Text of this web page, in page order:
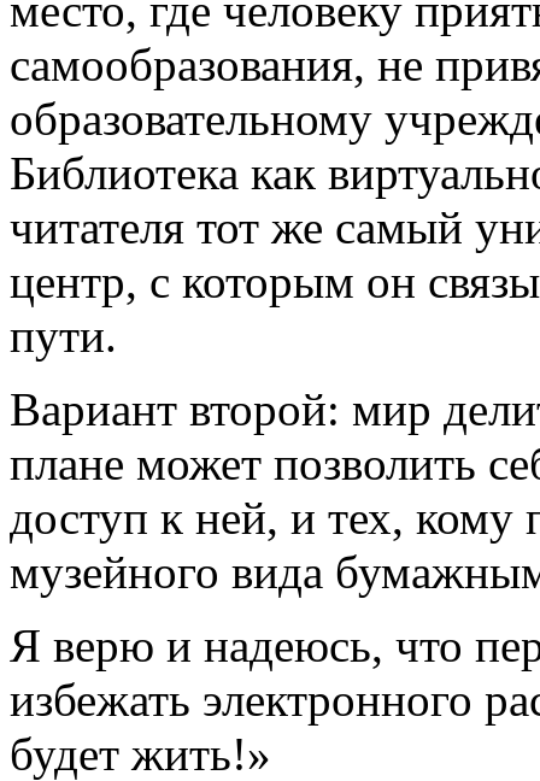
самообразования, не
образовательному
Библиотека как
читателя тот же самый
центр, с которым он
пути.
Вариант второй: мир
плане может позволить
доступ к ней, и тех, кому
музейного вида
Я верю и надеюсь, что
избежать электронного
будет жить!»